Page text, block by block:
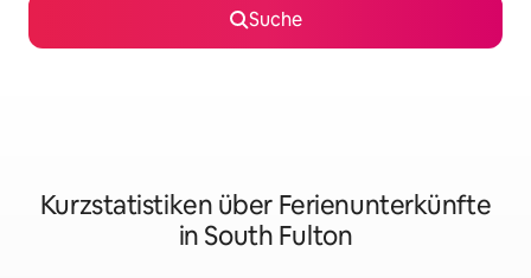
Suche
Kurzstatistiken über Ferienunterkünfte
in South Fulton